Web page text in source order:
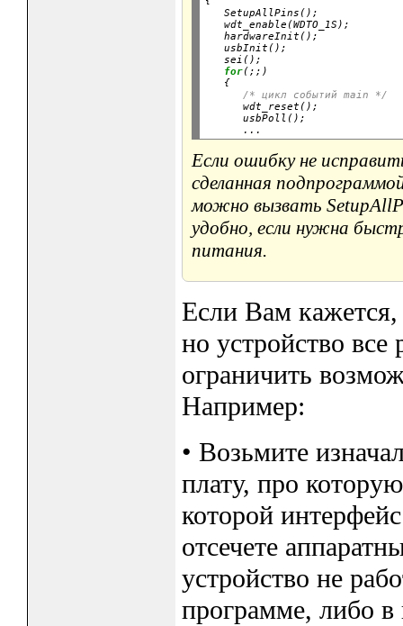
   SetupAllPins();
   wdt_enable(WDTO_1S);
   hardwareInit();
   usbInit();
   sei();
for(;;)
   {
/* цикл событий main */
      wdt_reset();
      usbPoll();
Если ошибку не
сделанная
можно вызвать
удобно, если нужна
питания.
Если Вам
но устройство все
ограничить
Например:
• Возьмите
плату, про
которой
отсечете
устройство не
программе, либо в